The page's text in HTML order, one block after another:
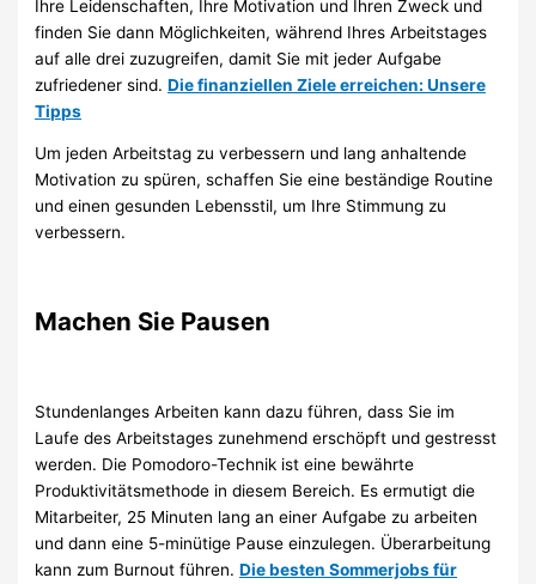
Ihre Leidenschaften, Ihre Motivation und Ihren Zweck und
finden Sie dann Möglichkeiten, während Ihres Arbeitstages
auf alle drei zuzugreifen, damit Sie mit jeder Aufgabe
zufriedener sind.Die finanziellen Ziele erreichen: Unsere
Tipps
Um jeden Arbeitstag zu verbessern und lang anhaltende
Motivation zu spüren, schaffen Sie eine beständige Routine
und einen gesunden Lebensstil, um Ihre Stimmung zu
verbessern.
Machen Sie Pausen
Stundenlanges Arbeiten kann dazu führen, dass Sie im
Laufe des Arbeitstages zunehmend erschöpft und gestresst
werden. Die Pomodoro-Technik ist eine bewährte
Produktivitätsmethode in diesem Bereich. Es ermutigt die
Mitarbeiter, 25 Minuten lang an einer Aufgabe zu arbeiten
und dann eine 5-minütige Pause einzulegen. Überarbeitung
kann zum Burnout führen.Die besten Sommerjobs für